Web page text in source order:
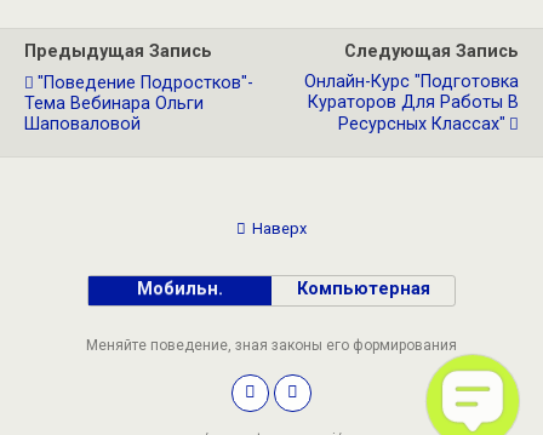
Предыдущая Запись
"Поведение Подростков"-
Тема Вебинара Ольги
Шаповаловой
Следующая Запись
Онлайн-Курс "Подготовка
Кураторов Для Работы В
Ресурсных Классах"
Наверх
Мобильн. Компьютерная
Меняйте поведение, зная законы его формирования